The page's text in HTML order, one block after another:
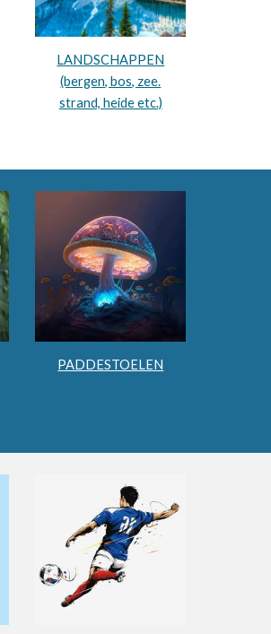
LANDSCHAPPEN
(bergen, bos, zee.
strand, heide etc.)
PADDESTOELEN